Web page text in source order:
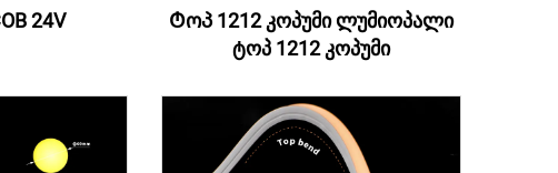
24V
Ტოპ 1212 კოპუმი ლუმიოპალი
ტოპ 1212 კოპუმი